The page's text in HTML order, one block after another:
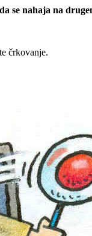
se nahaja na
črkovanje.